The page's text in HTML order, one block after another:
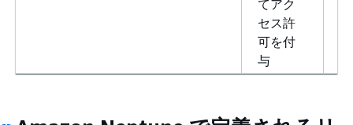
てアク
セス許
可を付
与